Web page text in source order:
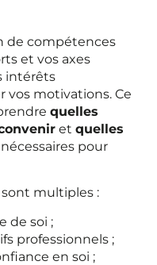
de compétences
et vos axes
intérêts
vos motivations. Ce
quelles
et quelles
pour
sont multiples :
de soi ;
professionnels ;
en soi ;